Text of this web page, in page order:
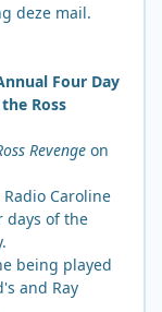
deze mail.
Four Day
Ross
Revenge on
Caroline
days of the
being played
and Ray